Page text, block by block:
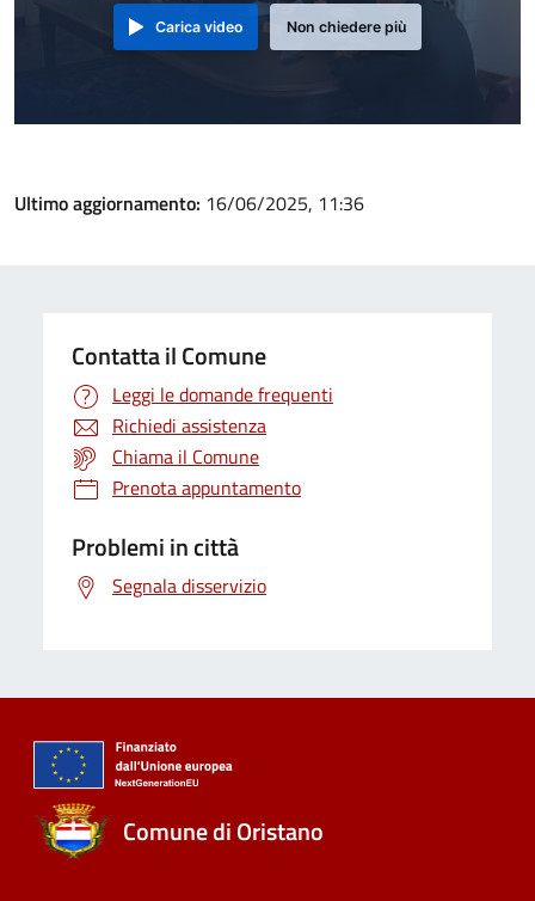
Carica video Non chiedere più
Ultimo aggiornamento: 16/06/2025, 11:36
Contatta il Comune
Leggi le domande frequenti
Richiedi assistenza
Chiama il Comune
Prenota appuntamento
Problemi in città
Segnala disservizio
Comune di Oristano